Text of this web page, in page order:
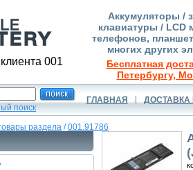
001
Аккумуляторы /
клавиатуры / LCD
телефонов,
многих других
Бесплатная
Петербургу,
поиск
ГЛАВНАЯ ДОСТАВКА
раздела /001.91786